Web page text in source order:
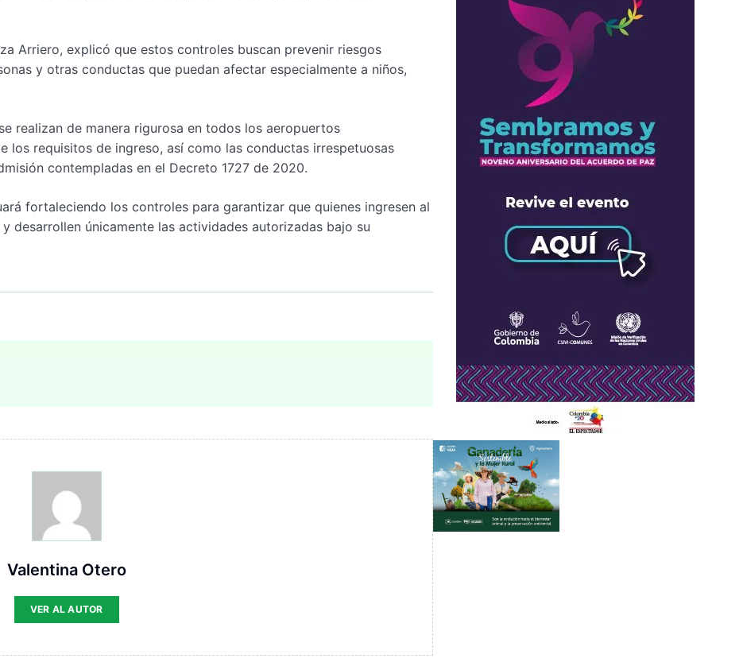
Arriero, explicó que estos controles buscan prevenir riesgos
y otras conductas que puedan afectar especialmente a niños,
realizan de manera rigurosa en todos los aeropuertos
los requisitos de ingreso, así como las conductas irrespetuosas
contempladas en el Decreto 1727 de 2020.
fortaleciendo los controles para garantizar que quienes ingresen al
desarrollen únicamente las actividades autorizadas bajo su
Valentina Otero
VER AL AUTOR